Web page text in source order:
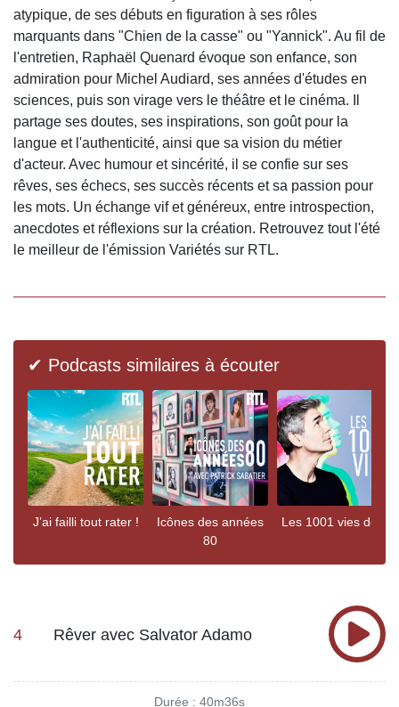
atypique, de ses débuts en figuration à ses rôles
marquants dans "Chien de la casse" ou "Yannick". Au fil de
l'entretien, Raphaël Quenard évoque son enfance, son
admiration pour Michel Audiard, ses années d'études en
sciences, puis son virage vers le théâtre et le cinéma. Il
partage ses doutes, ses inspirations, son goût pour la
langue et l'authenticité, ainsi que sa vision du métier
d'acteur. Avec humour et sincérité, il se confie sur ses
rêves, ses échecs, ses succès récents et sa passion pour
les mots. Un échange vif et généreux, entre introspection,
anecdotes et réflexions sur la création. Retrouvez tout l'été
le meilleur de l'émission Variétés sur RTL.
✔ Podcasts similaires à écouter
J’ai failli tout rater !
Icônes des années
80
Les 1001 vies de...
4 Rêver avec Salvator Adamo
Durée : 40m36s